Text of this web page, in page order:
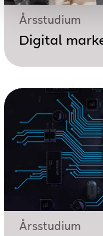
Årsstudium
Digital
Årsstudium